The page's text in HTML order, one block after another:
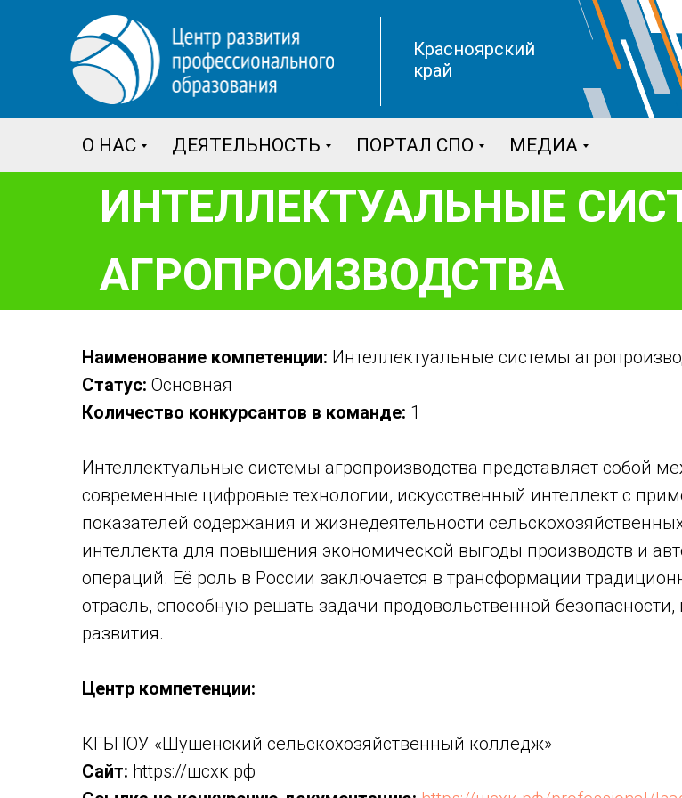
Красноярский
край
О НАС ДЕЯТЕЛЬНОСТЬ ПОРТАЛ СПО МЕДИА
ИНТЕЛЛЕКТУАЛЬНЫЕ
АГРОПРОИЗВОДСТВА
Наименование компетенции: Интеллектуальные системы
Статус: Основная
Количество конкурсантов в команде: 1
Интеллектуальные системы агропроизводства представляет собой
современные цифровые технологии, искусственный интеллект с
показателей содержания и жизнедеятельности
интеллекта для повышения экономической выгоды производств и
операций. Её роль в России заключается в трансформации
отрасль, способную решать задачи продовольственной
развития.
Центр компетенции:
КГБПОУ «Шушенский сельскохозяйственный колледж»
Сайт: https://шсхк.рф